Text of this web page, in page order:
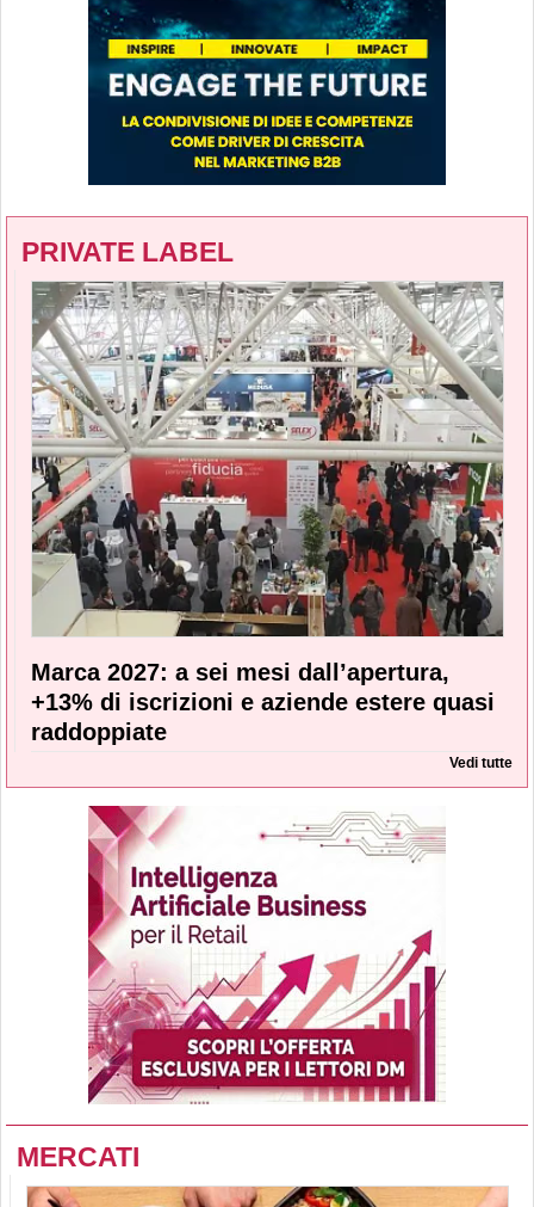
PRIVATE LABEL
Marca 2027: a sei mesi dall’apertura,
+13% di iscrizioni e aziende estere quasi
raddoppiate
Vedi tutte
MERCATI